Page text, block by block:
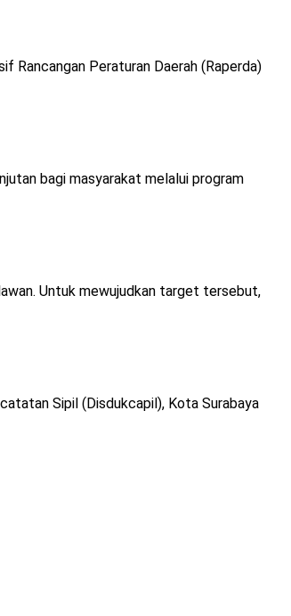
Rancangan Peraturan Daerah (Raperda)
bagi masyarakat melalui program
Untuk mewujudkan target tersebut,
Sipil (Disdukcapil), Kota Surabaya